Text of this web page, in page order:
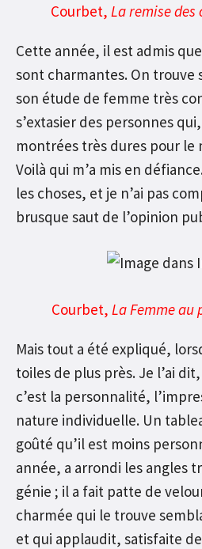
Courbet, La remise des
Cette année, il est admis
sont charmantes. On trouve
son étude de femme très
s’extasier des personnes
montrées très dures pour le
Voilà qui m’a mis en
les choses, et je n’ai pas
brusque saut de l’opinion
Courbet, La Femme au
Mais tout a été expliqué,
toiles de plus près. Je l’ai
c’est la personnalité,
nature individuelle. Un
goûté qu’il est moins
année, a arrondi les angles
génie ; il a fait patte de
charmée qui le trouve
et qui applaudit, satisfaite